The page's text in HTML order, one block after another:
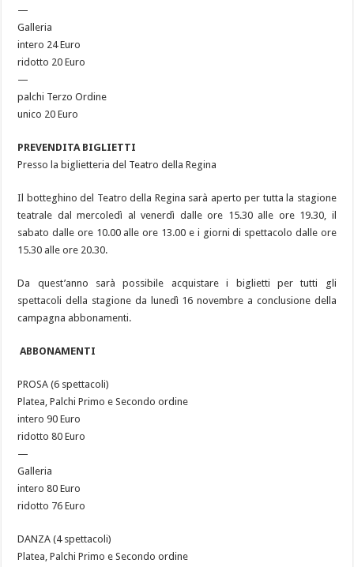
—
Galleria
intero 24 Euro
ridotto 20 Euro
—
palchi Terzo Ordine
unico 20 Euro
PREVENDITA BIGLIETTI
Presso la biglietteria del Teatro della Regina
Il botteghino del Teatro della Regina sarà aperto per tutta la stagione
teatrale dal mercoledì al venerdì dalle ore 15.30 alle ore 19.30, il
sabato dalle ore 10.00 alle ore 13.00 e i giorni di spettacolo dalle ore
15.30 alle ore 20.30.
Da quest’anno sarà possibile acquistare i biglietti per tutti gli
spettacoli della stagione da lunedì 16 novembre a conclusione della
campagna abbonamenti.
ABBONAMENTI
PROSA (6 spettacoli)
Platea, Palchi Primo e Secondo ordine
intero 90 Euro
ridotto 80 Euro
—
Galleria
intero 80 Euro
ridotto 76 Euro
DANZA (4 spettacoli)
Platea, Palchi Primo e Secondo ordine